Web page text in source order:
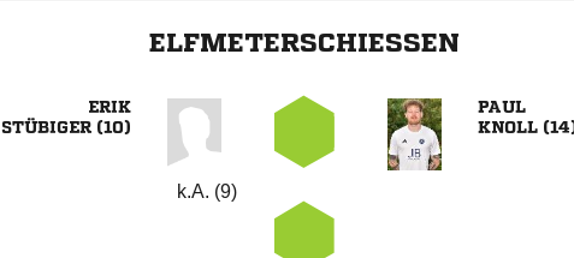
ELFMETERSCHIESSEN



 
k.A. (9)